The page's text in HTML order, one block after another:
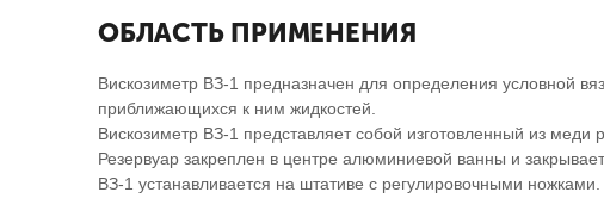
ОБЛАСТЬ ПРИМЕНЕНИЯ
Вискозиметр ВЗ-1 предназначен для определения условной
приближающихся к ним жидкостей.
Вискозиметр ВЗ-1 представляет собой изготовленный из
Резервуар закреплен в центре алюминиевой ванны и
ВЗ-1 устанавливается на штативе с регулировочными ножками.